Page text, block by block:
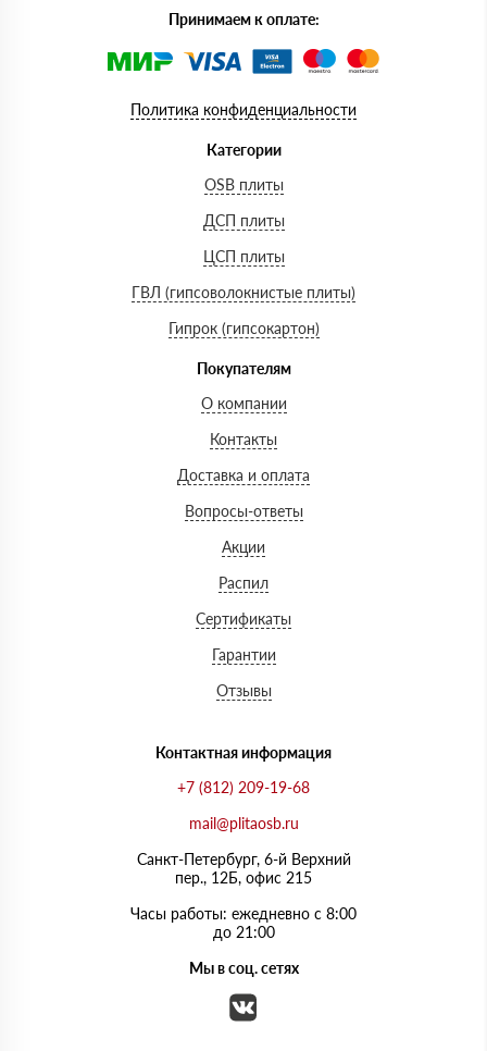
Принимаем к оплате:
Политика конфиденциальности
Категории
OSB плиты
ДСП плиты
ЦСП плиты
ГВЛ (гипсоволокнистые плиты)
Гипрок (гипсокартон)
Покупателям
О компании
Контакты
Доставка и оплата
Вопросы-ответы
Акции
Распил
Сертификаты
Гарантии
Отзывы
Контактная информация
+7 (812) 209-19-68
mail@plitaosb.ru
Санкт-Петербург, 6-й Верхний
пер., 12Б, офис 215
Часы работы: ежедневно с 8:00
до 21:00
Мы в соц. сетях